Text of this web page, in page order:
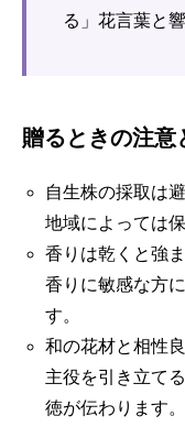
る」花言葉と
贈るときの注意
自生株の採取は
地域によっては
香りは乾くと強ま
香りに敏感な方
す。
和の花材と相性良
主役を引き立て
徳が伝わります。